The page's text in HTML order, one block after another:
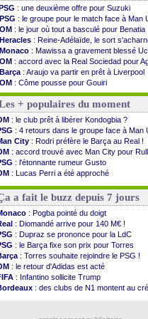
: une deuxième offre pour Suzuki
PSG : le groupe pour le match face à Man
OM : le jour où tout a basculé pour Benatia
Heracles : Reine-Adélaïde, le sort
Monaco : Mawissa a gravement blessé
OM : accord avec la Real Sociedad pour
Barça : Araujo va partir en prêt à Liverpool
OM : Côme pousse pour Gouiri
Man Utd: le groupe pour défier le PSG
: Caen premier leader
: Højbjerg, son agent maintient le
: Gouiri évoque son avenir
: le transfert d'Asllani tombe à l'eau
: 1ère utilisation du Football Video Support
: Benatia envoie une pique à Longoria
: Al-Ahli veut Pape Gueye
: la dernière saison de Fonseca ?
: un nouveau prétendant pour Højbjerg
: un gardien norvégien en approche ?
: McCourt a versé 120 M€ en 2026
: 4 retours dans le groupe face à Man
: Kevin Carlos va partir en Italie
: prison avec sursis requis contre un
: c'est signé pour Luca Zidane (off.)
Voir les brèves précédentes
+ populaires du moment
: le club prêt à libérer Kondogbia ?
: 4 retours dans le groupe face à Man
City : Rodri préfère le Barça au Real !
: accord trouvé avec Man City pour
: l'étonnante rumeur Gusto
: Lucas Perri a été approché
: Owori battu à mort à Kampala
a fait le buzz depuis 7 jours
: Pogba pointé du doigt
: Diomandé arrive pour 140 M€ !
: Dupraz se prononce pour la LdC
: le Barça fixe son prix pour Torres
: Torres souhaite rejoindre le PSG !
: le retour d'Adidas est acté
: Infantino sollicite Trump
: des clubs de N1 montent au